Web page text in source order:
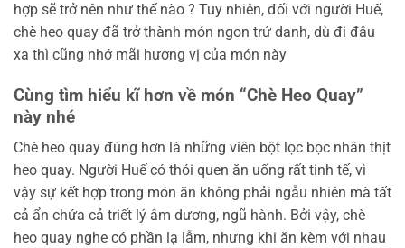
hợp sẽ trở nên như thế nào ? Tuy nhiên, đối với người Huế,
chè heo quay đã trở thành món ngon trứ danh, dù đi đâu
xa thì cũng nhớ mãi hương vị của món này
Cùng tìm hiểu kĩ hơn về món “Chè Heo Quay”
này nhé
Chè heo quay đúng hơn là những viên bột lọc bọc nhân thịt
heo quay. Người Huế có thói quen ăn uống rất tinh tế, vì
vậy sự kết hợp trong món ăn không phải ngẫu nhiên mà tất
cả ẩn chứa cả triết lý âm dương, ngũ hành. Bởi vậy, chè
heo quay nghe có phần lạ lẫm, nhưng khi ăn kèm với nhau